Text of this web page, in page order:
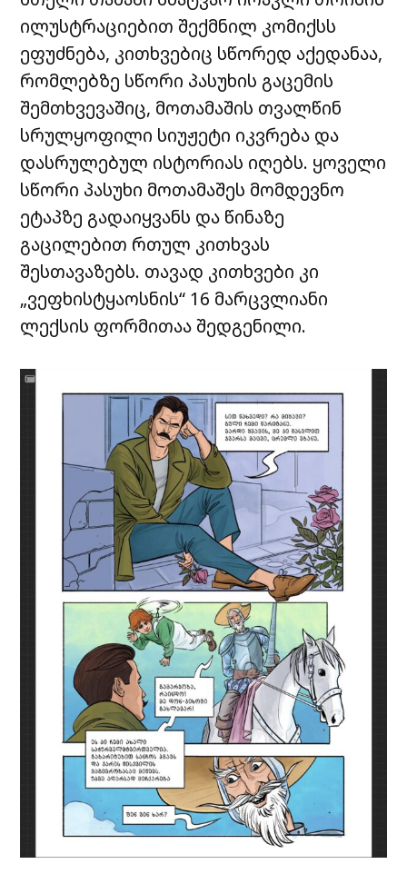
ილუსტრაციებით შექმნილ კომიქსს
ეფუძნება, კითხვებიც სწორედ აქედანაა,
რომლებზე სწორი პასუხის გაცემის
შემთხვევაშიც, მოთამაშის თვალწინ
სრულყოფილი სიუჟეტი იკვრება და
დასრულებულ ისტორიას იღებს. ყოველი
სწორი პასუხი მოთამაშეს მომდევნო
ეტაპზე გადაიყვანს და წინაზე
გაცილებით რთულ კითხვას
შესთავაზებს. თავად კითხვები კი
„ვეფხისტყაოსნის“ 16 მარცვლიანი
ლექსის ფორმითაა შედგენილი.